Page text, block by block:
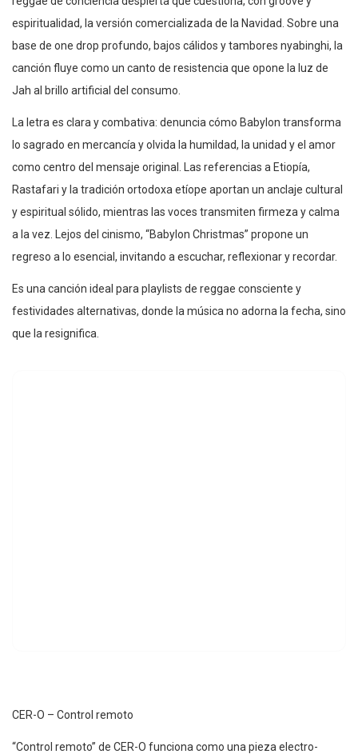
espiritualidad, la versión comercializada de la Navidad. Sobre una
base de one drop profundo, bajos cálidos y tambores nyabinghi, la
canción fluye como un canto de resistencia que opone la luz de
Jah al brillo artificial del consumo.
La letra es clara y combativa: denuncia cómo Babylon transforma
lo sagrado en mercancía y olvida la humildad, la unidad y el amor
como centro del mensaje original. Las referencias a Etiopía,
Rastafari y la tradición ortodoxa etíope aportan un anclaje cultural
y espiritual sólido, mientras las voces transmiten firmeza y calma
a la vez. Lejos del cinismo, “Babylon Christmas” propone un
regreso a lo esencial, invitando a escuchar, reflexionar y recordar.
Es una canción ideal para playlists de reggae consciente y
festividades alternativas, donde la música no adorna la fecha, sino
que la resignifica.
CER-O – Control remoto
“Control remoto” de CER-O funciona como una pieza electro-